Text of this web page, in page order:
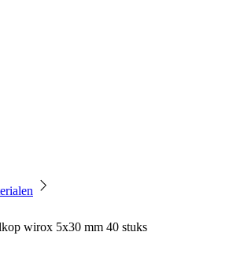
wirox 5x30 mm 40 stuks